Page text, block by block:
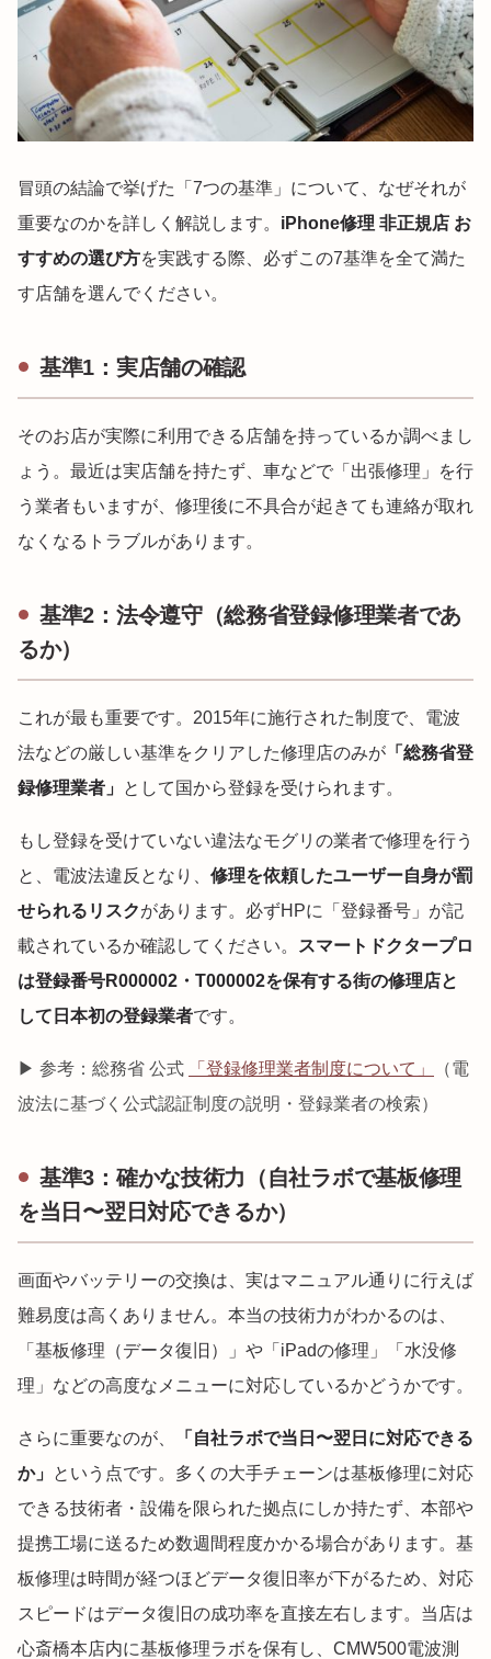
冒頭の結論で挙げた「7つの基準」について、なぜそれが
重要なのかを詳しく解説します。 iPhone修理 非正規店 お
すすめの選び方を実践する際、必ずこの7基準を全て満た
す店舗を選んでください。
基準1：実店舗の確認
そのお店が実際に利用できる店舗を持っているか調べまし
ょう。最近は実店舗を持たず、車などで「出張修理」を行
う業者もいますが、修理後に不具合が起きても連絡が取れ
なくなるトラブルがあります。
基準2：法令遵守（総務省登録修理業者であ
るか）
これが最も重要です。2015年に施行された制度で、電波
法などの厳しい基準をクリアした修理店のみが 「総務省登
録修理業者」 として国から登録を受けられます。
もし登録を受けていない違法なモグリの業者で修理を行う
と、電波法違反となり、 修理を依頼したユーザー自身が罰
せられるリスクがあります。必ずHPに「登録番号」が記
載されているか確認してください。
スマートドクタープロ
は登録番号R000002・T000002を保有する街の修理店と
して日本初の登録業者です。
▶ 参考：総務省 公式 「登録修理業者制度について」
（電
波法に基づく公式認証制度の説明・登録業者の検索）
基準3：確かな技術力（自社ラボで基板修理
を当日〜翌日対応できるか）
画面やバッテリーの交換は、実はマニュアル通りに行えば
難易度は高くありません。本当の技術力がわかるのは、
「基板修理（データ復旧）」や「iPadの修理」「水没修
理」などの高度なメニューに対応しているかどうかです。
さらに重要なのが、
「自社ラボで当日〜翌日に対応できる
か」 という点です。多くの大手チェーンは基板修理に対応
できる技術者・設備を限られた拠点にしか持たず、本部や
提携工場に送るため数週間程度かかる場合があります。基
板修理は時間が経つほどデータ復旧率が下がるため、対応
スピードはデータ復旧の成功率を直接左右します。当店は
心斎橋本店内に基板修理ラボを保有し、CMW500電波測